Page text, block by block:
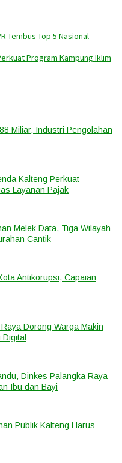
Tembus Top 5 Nasional
Program Kampung Iklim
Miliar, Industri Pengolahan
Kalteng Perkuat
Layanan Pajak
Melek Data, Tiga Wilayah
Cantik
Antikorupsi, Capaian
Dorong Warga Makin
Dinkes Palangka Raya
Ibu dan Bayi
Publik Kalteng Harus